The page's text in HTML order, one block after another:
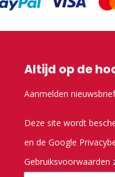
Altijd op de
Aanmelden nieuwsbrief
Deze site wordt
en de Google
Gebruiksvoorwaarden